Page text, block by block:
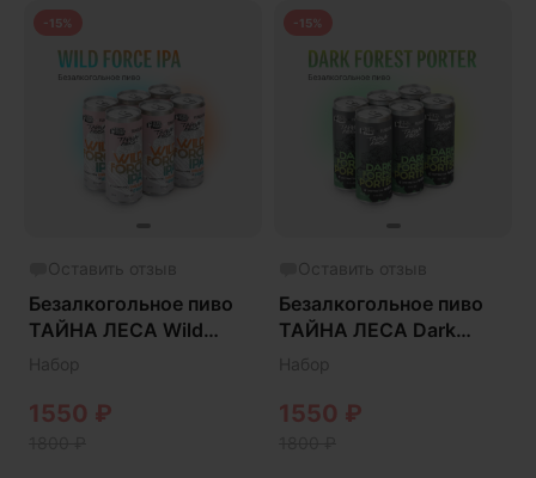
-15%
Оставить отзыв
Безалкогольное пиво
ТАЙНА ЛЕСА Wild
Force IPA
Набор
1550 ₽
-15%
Оставить отзыв
Безалкогольное пиво
ТАЙНА ЛЕСА Dark
Forest Porter
Набор
1550 ₽